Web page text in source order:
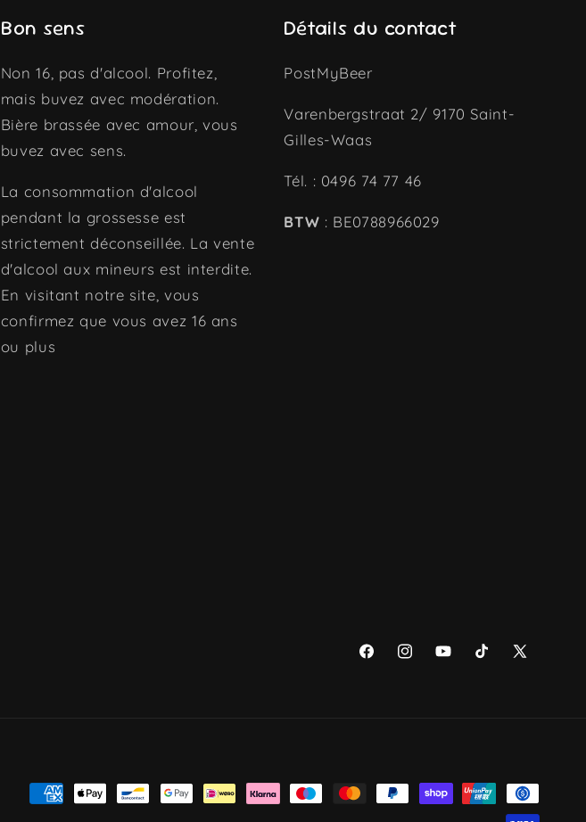
Bon sens
Non 16, pas d'alcool. Profitez,
mais buvez avec modération.
Bière brassée avec amour, vous
buvez avec sens.
La consommation d'alcool
pendant la grossesse est
strictement déconseillée. La vente
d'alcool aux mineurs est interdite.
En visitant notre site, vous
confirmez que vous avez 16 ans
ou plus
Détails du contact
PostMyBeer
Varenbergstraat 2/ 9170 Saint-
Gilles-Waas
Tél. : 0496 74 77 46
BTW : BE0788966029
FacebookInstagramYouTubeTikTokX